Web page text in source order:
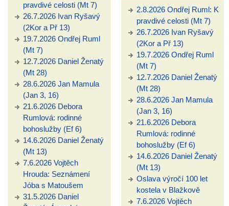
pravdivé celosti (Mt 7)
26.7.2026 Ivan Ryšavý
(2Kor a Př 13)
19.7.2026 Ondřej Ruml
(Mt 7)
12.7.2026 Daniel Ženatý
(Mt 28)
28.6.2026 Jan Mamula
(Jan 3, 16)
21.6.2026 Debora
Rumlová: rodinné
bohoslužby (Ef 6)
14.6.2026 Daniel Ženatý
(Mt 13)
7.6.2026 Vojtěch
Hrouda: Seznámení
Jóba s Matoušem
31.5.2026 Daniel
2.8.2026 Ondřej Ruml: K
pravdivé celosti (Mt 7)
26.7.2026 Ivan Ryšavý
(2Kor a Př 13)
19.7.2026 Ondřej Ruml
(Mt 7)
12.7.2026 Daniel Ženatý
(Mt 28)
28.6.2026 Jan Mamula
(Jan 3, 16)
21.6.2026 Debora
Rumlová: rodinné
bohoslužby (Ef 6)
14.6.2026 Daniel Ženatý
(Mt 13)
Oslava výročí 100 let
kostela v Blažkově
7.6.2026 Vojtěch